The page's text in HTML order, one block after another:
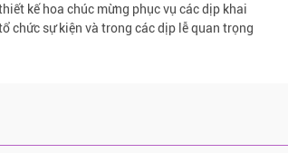
kế hoa chúc mừng phục vụ các dịp khai
chức sự kiện và trong các dịp lễ quan trọng